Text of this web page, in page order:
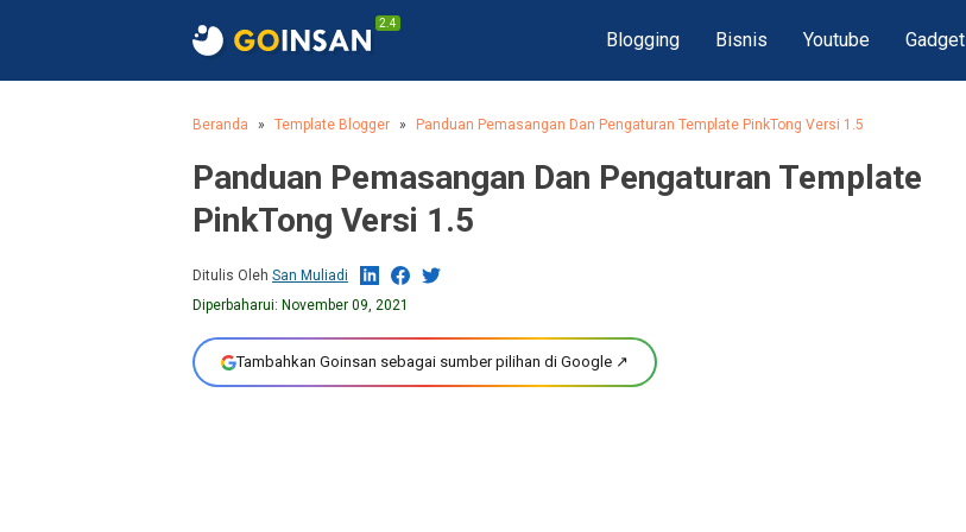
2.4
Blogging Bisnis Youtube Gadget
Beranda Template Blogger Panduan Pemasangan Dan Pengaturan Template PinkTong Versi 1.5
Panduan Pemasangan Dan Pengaturan Template
PinkTong Versi 1.5
Ditulis Oleh San Muliadi
Diperbaharui: November 09, 2021
Tambahkan Goinsan sebagai sumber pilihan di Google ↗